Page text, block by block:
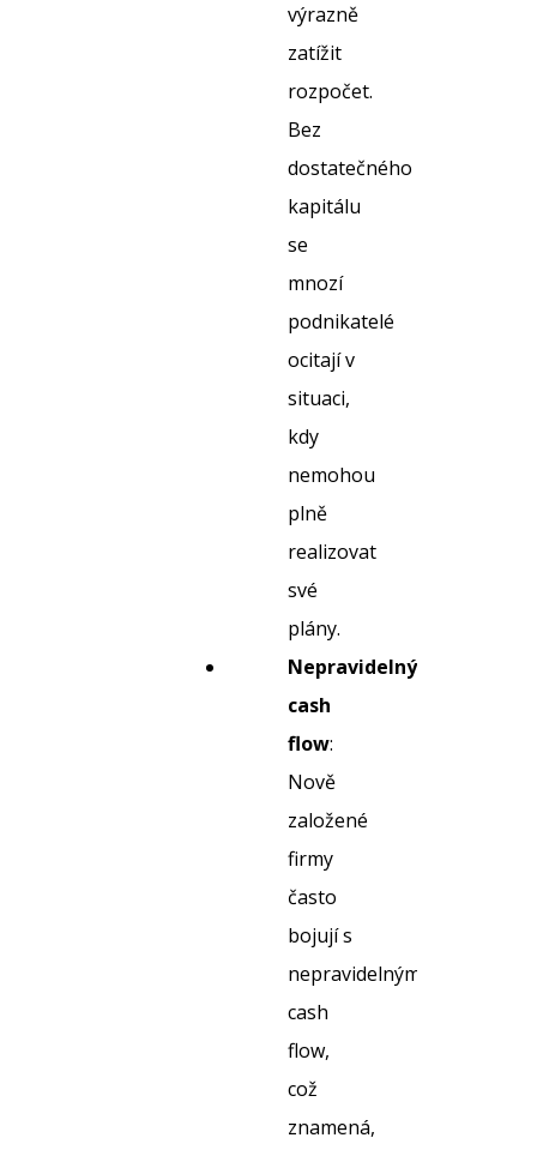
výrazně
zatížit
rozpočet.
Bez
dostatečného
kapitálu
se
mnozí
podnikatelé
ocitají v
situaci,
kdy
nemohou
plně
realizovat
své
plány.
Nepravidelný
cash
flow:
Nově
založené
firmy
často
bojují s
nepravidelným
cash
flow,
což
znamená,